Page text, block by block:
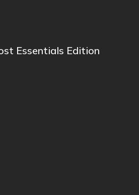
Essentials Edition